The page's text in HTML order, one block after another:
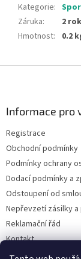
Kategorie:
Záruka:
2
Hmotnost: 0.2
Informace pro
Registrace
Obchodní podmínky
Podmínky ochrany
Dodací podmínky a
Odstoupení od
Nepřevzetí zásilky
Reklamační řád
Kontakt
Napište nám